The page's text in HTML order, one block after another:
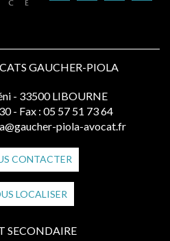
GAUCHER-PIOLA
- 33500 LIBOURNE
- Fax : 05 57 51 73 64
piola-avocat.fr
CONTACTER
LOCALISER
SECONDAIRE